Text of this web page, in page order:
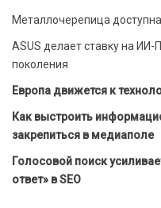
Металлочерепица
ASUS делает ставку на ИИ-
поколения
Европа движется к
Как выстроить
закрепиться в медиаполе
Голосовой поиск
ответ» в SEO